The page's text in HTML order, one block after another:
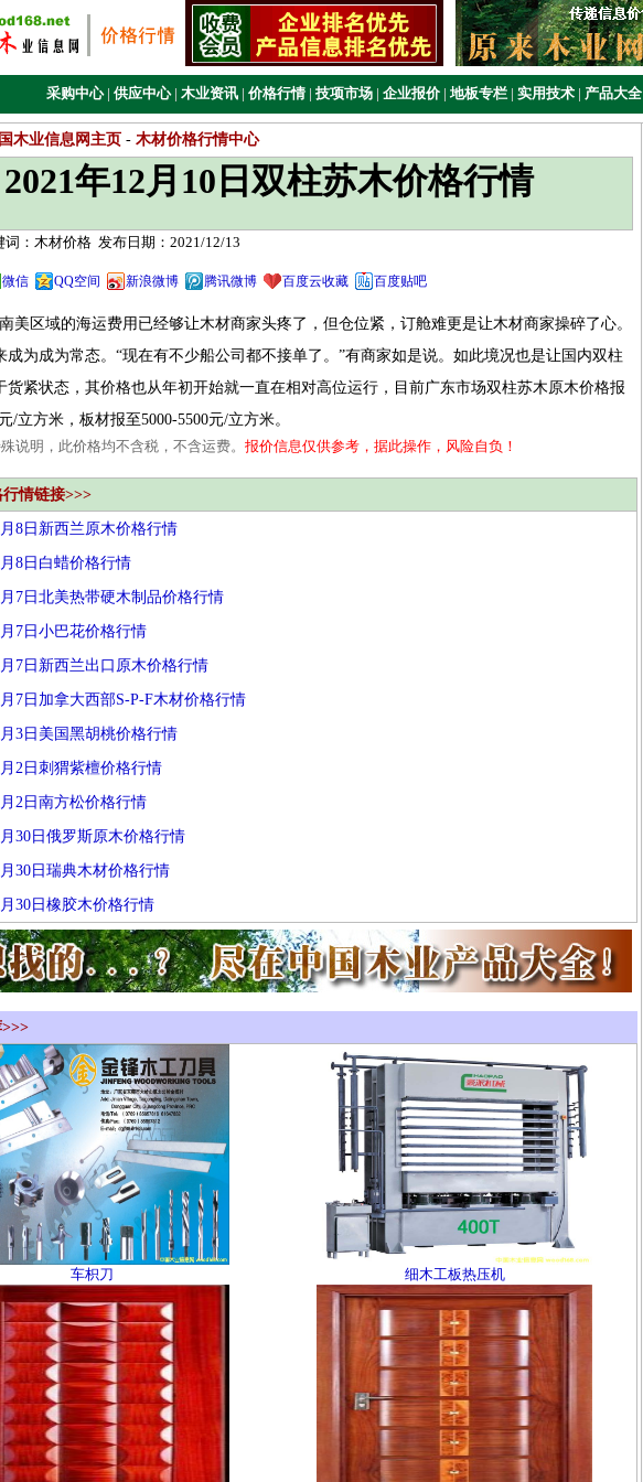
采购中心 | 供应中心 | 木业资讯 | 价格行情 | 技项市场 | 企业报价 | 地板专栏 | 实用技术 | 产品大全
木业信息网主页 - 木材价格行情中心
2021年12月10日双柱苏木价格行情
词：木材价格 发布日期：2021/12/13
微信 QQ空间 新浪微博 腾讯微博 百度云收藏 百度贴吧
区域的海运费用已经够让木材商家头疼了，但仓位紧，订舱难更是让木材商家操碎了心。
成为成为常态。“现在有不少船公司都不接单了。”有商家如是说。如此境况也是让国内双柱
货紧状态，其价格也从年初开始就一直在相对高位运行，目前广东市场双柱苏木原木价格报
/立方米，板材报至5000-5500元/立方米。
说明，此价格均不含税，不含运费。 报价信息仅供参考，据此操作，风险自负！
情链接>>>
8日新西兰原木价格行情
8日白蜡价格行情
7日北美热带硬木制品价格行情
7日小巴花价格行情
7日新西兰出口原木价格行情
7日加拿大西部S-P-F木材价格行情
3日美国黑胡桃价格行情
2日刺猬紫檀价格行情
2日南方松价格行情
30日俄罗斯原木价格行情
30日瑞典木材价格行情
30日橡胶木价格行情
车枳刀 细木工板热压机